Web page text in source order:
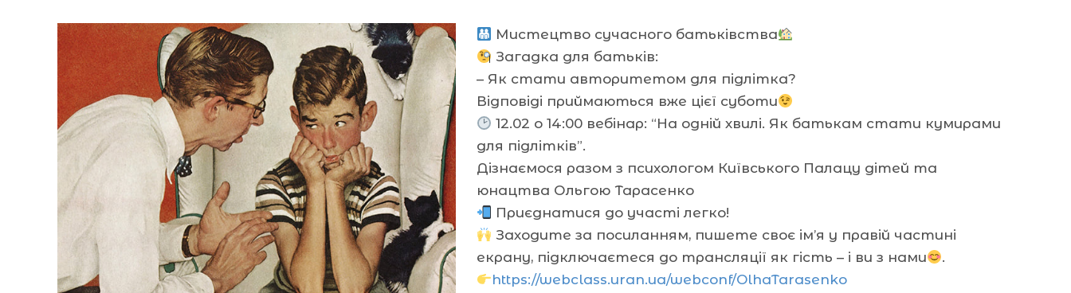
Мистецтво сучасного батьківства
Загадка для батьків:
– Як стати авторитетом для підлітка?
Відповіді приймаються вже цієї суботи
12.02 о 14:00 вебінар: “На одній хвилі. Як батькам стати кумирами
для підлітків”.
Дізнаємося разом з психологом Київського Палацу дітей та
юнацтва Ольгою Тарасенко
Приєднатися до участі легко!
Заходите за посиланням, пишете своє ім’я у правій частині
екрану, підключаєтеся до трансляції як гість – і ви з нами
.
https://webclass.uran.ua/webconf/OlhaTarasenko